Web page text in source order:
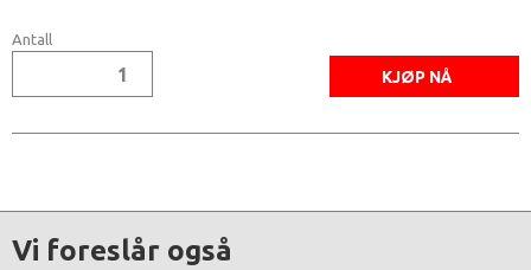
Antall
Vi foreslår også